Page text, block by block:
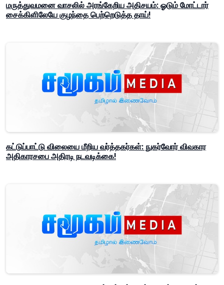
மருத்துவமனை வாசலில் அரங்கேறிய அதிசயம்: ஓடும் மோட்டார்
சைக்கிளிலேயே குழந்தை பெற்றெடுத்த தாய்!
கட்டுப்பாட்டு விலையை மீறிய வர்த்தகர்கள்: நுகர்வோர் விவகார
அதிகாரசபை அதிரடி நடவடிக்கை!